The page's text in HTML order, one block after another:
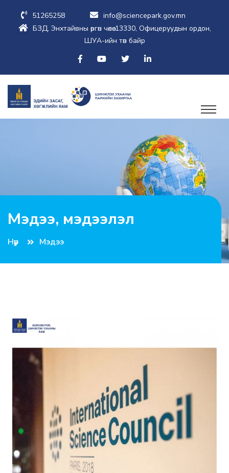
51265258
info@sciencepark.gov.mn
БЗД, Энхтайвны өргөн чөлөө-13330, Офицеруудын ордон,
ШУА-ийн төв байр
Мэдээ, мэдээлэл
Нүүр Мэдээ